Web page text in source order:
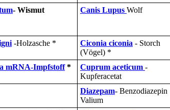
- Wismut Canis Lupus Wolf
-Holzasche * Ciconia ciconia - Storch
(Vögel) *
mRNA-Impfstoff* Cuprum aceticum -
Kupferacetat
Diazepam- Benzodiazepin
Valium